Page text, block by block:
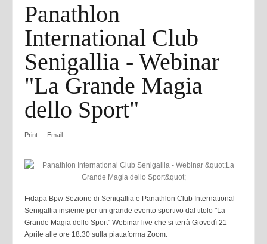
Panathlon
International Club
Senigallia - Webinar
"La Grande Magia
dello Sport"
Print Email
Fidapa Bpw Sezione di Senigallia e Panathlon Club International
Senigallia insieme per un grande evento sportivo dal titolo "La
Grande Magia dello Sport" Webinar live che si terrà Giovedì 21
Aprile alle ore 18:30 sulla piattaforma Zoom.